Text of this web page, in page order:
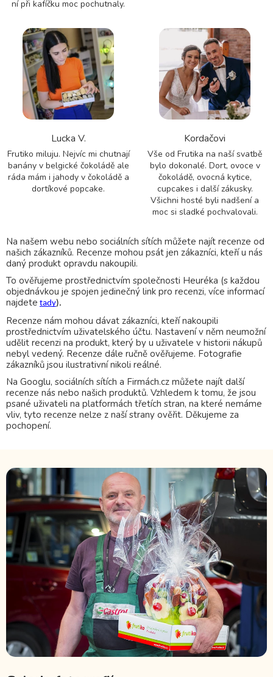
ní při kafíčku moc pochutnaly.
Lucka V.
Frutiko miluju. Nejvíc mi chutnají
banány v belgické čokoládě ale
ráda mám i jahody v čokoládě a
dortíkové popcake.
Kordačovi
Vše od Frutika na naší svatbě
bylo dokonalé. Dort, ovoce v
čokoládě, ovocná kytice,
cupcakes i další zákusky.
Všichni hosté byli nadšení a
moc si sladké pochvalovali.
Na našem webu nebo sociálních sítích můžete najít recenze od
našich zákazníků. Recenze mohou psát jen zákazníci, kteří u nás
daný produkt opravdu nakoupili.
To ověřujeme prostřednictvím společnosti Heuréka (s každou
objednávkou je spojen jedinečný link pro recenzi, více informací
najdete tady).
Recenze nám mohou dávat zákazníci, kteří nakoupili
prostřednictvím uživatelského účtu. Nastavení v něm neumožní
udělit recenzi na produkt, který by u uživatele v historii nákupů
nebyl vedený. Recenze dále ručně ověřujeme. Fotografie
zákazníků jsou ilustrativní nikoli reálné.
Na Googlu, sociálních sítích a Firmách.cz můžete najít další
recenze nás nebo našich produktů. Vzhledem k tomu, že jsou
psané uživateli na platformách třetích stran, na které nemáme
vliv, tyto recenze nelze z naší strany ověřit. Děkujeme za
pochopení.